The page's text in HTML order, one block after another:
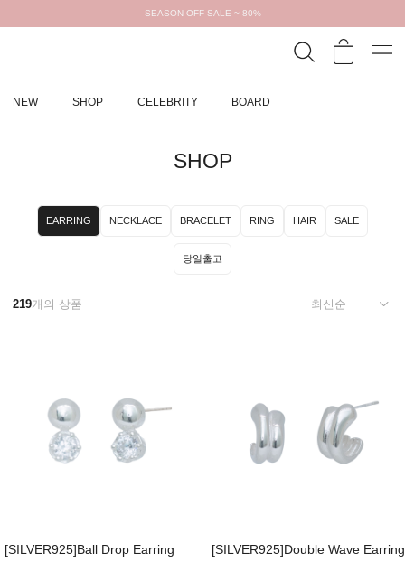
SEASON OFF SALE ~ 80%
NEW SHOP CELEBRITY BOARD
SHOP
EARRING NECKLACE BRACELET RING HAIR SALE
당일출고
219개의 상품
[SILVER925]Ball Drop Earring [SILVER925]Double Wave Earring